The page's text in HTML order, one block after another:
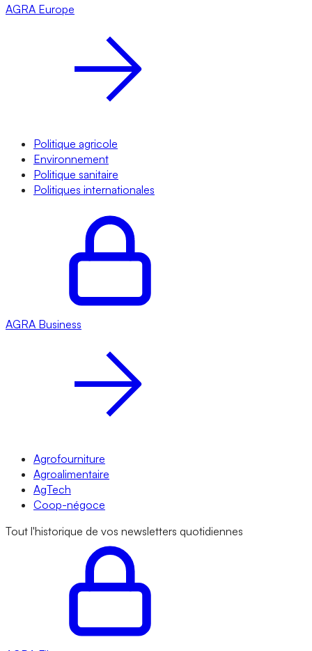
AGRA Europe
Politique agricole
Environnement
Politique sanitaire
Politiques internationales
AGRA Business
Agrofourniture
Agroalimentaire
AgTech
Coop-négoce
Tout l'historique de vos newsletters quotidiennes